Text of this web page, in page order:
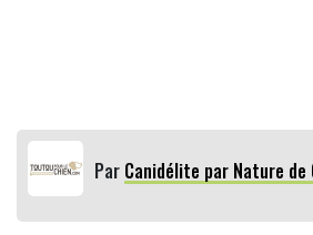
Par Canidélite par Nature de